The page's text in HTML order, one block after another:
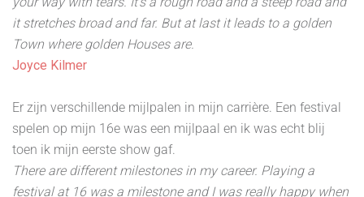
it stretches broad and far. But at last it leads to a golden
Town where golden Houses are.
Joyce Kilmer
Er zijn verschillende mijlpalen in mijn carrière. Een festival
spelen op mijn 16e was een mijlpaal en ik was echt blij
toen ik mijn eerste show gaf.
There are different milestones in my career. Playing a
festival at 16 was a milestone and I was really happy when